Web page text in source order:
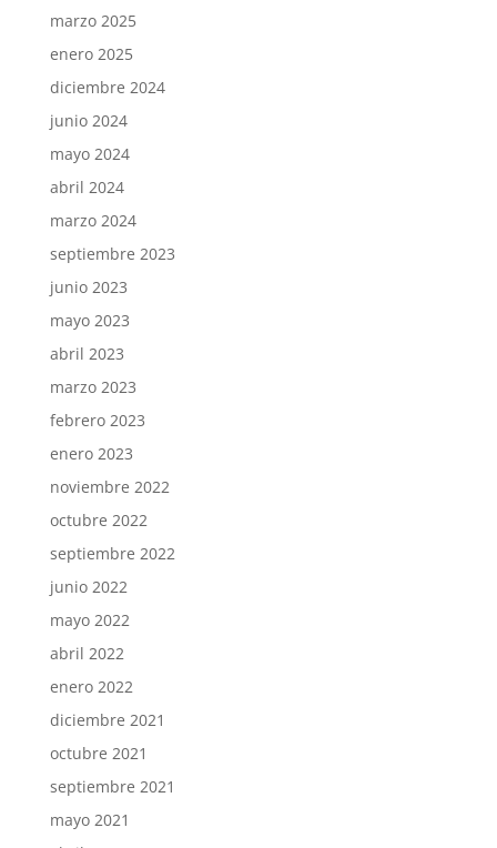
marzo 2025
enero 2025
diciembre 2024
junio 2024
mayo 2024
abril 2024
marzo 2024
septiembre 2023
junio 2023
mayo 2023
abril 2023
marzo 2023
febrero 2023
enero 2023
noviembre 2022
octubre 2022
septiembre 2022
junio 2022
mayo 2022
abril 2022
enero 2022
diciembre 2021
octubre 2021
septiembre 2021
mayo 2021